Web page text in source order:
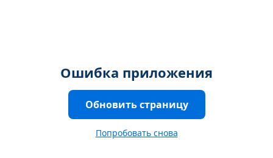
Ошибка приложения
Обновить страницу
Попробовать снова